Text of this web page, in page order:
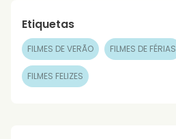
Etiquetas
FILMES DE VERÃO FILMES DE FÉRIAS
FILMES FELIZES